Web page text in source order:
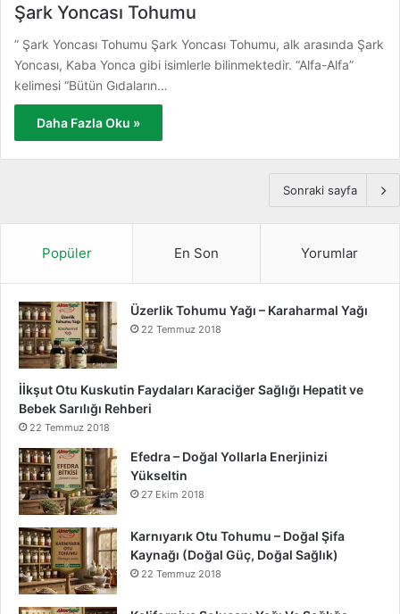
Şark Yoncası Tohumu
” Şark Yoncası Tohumu Şark Yoncası Tohumu, alk arasında Şark
Yoncası, Kaba Yonca gibi isimlerle bilinmektedir. “Alfa-Alfa”
kelimesi “Bütün Gıdaların…
Daha Fazla Oku »
Sonraki sayfa
Popüler En Son Yorumlar
Üzerlik Tohumu Yağı – Karaharmal Yağı
22 Temmuz 2018
İİkşut Otu Kuskutin Faydaları Karaciğer Sağlığı Hepatit ve
Bebek Sarılığı Rehberi
22 Temmuz 2018
Efedra – Doğal Yollarla Enerjinizi
Yükseltin
27 Ekim 2018
Karnıyarık Otu Tohumu – Doğal Şifa
Kaynağı (Doğal Güç, Doğal Sağlık)
22 Temmuz 2018